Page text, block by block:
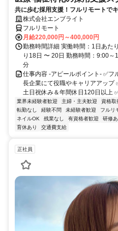
共に歩む採用支援！フルリモートで
株式会社エンブライト
フルリモート
月給220,000円～400,000円
勤務時間詳細 実働時間：1日あた
り18日 〜 20日 勤務時間：9:00
分
仕事内容 -アピールポイント- ✅フ
長企業にて役職やキャリアアップ
土日祝休み＆年間休日120日以上
業界未経験者歓迎 主婦・主夫歓迎 資格取
転勤なし
経験不問 未経験者歓迎 フルリ
ネイルOK
残業なし 有資格者歓迎 研修あ
育休あり
交通費支給
正社員